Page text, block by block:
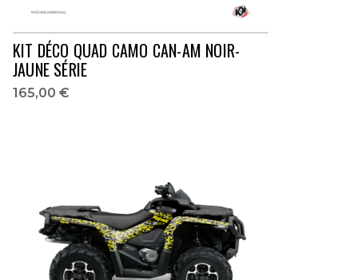
KIT DÉCO QUAD CAMO CAN-AM NOIR-
JAUNE SÉRIE
165,00 €